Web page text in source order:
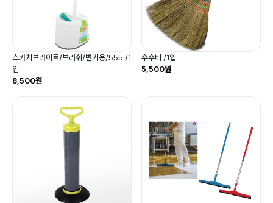
스카치브라이트/브러쉬/변기용/555 /1
입
8,500원
수수비 /1입
5,500원